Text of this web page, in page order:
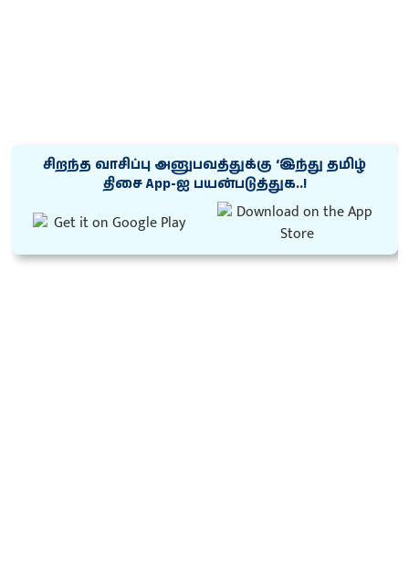
சிறந்த வாசிப்பு அனுபவத்துக்கு ‘இந்து தமிழ்
திசை App-ஐ பயன்படுத்துக..!